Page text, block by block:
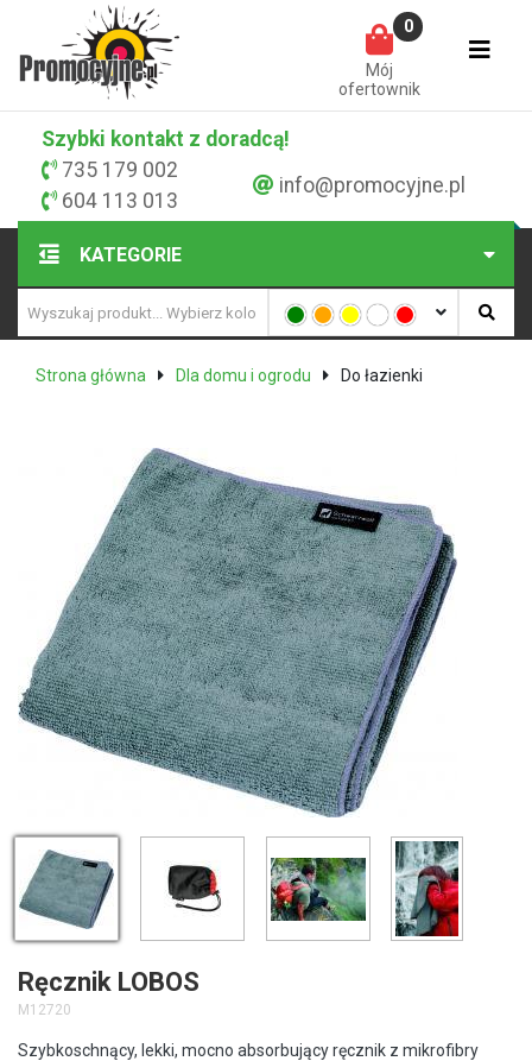
Mój
ofertownik
0
Szybki kontakt z doradcą!
604 113 013
735 179 002
info@promocyjne.pl
KATEGORIE
Strona główna Dla domu i ogrodu Do łazienki
Ręcznik LOBOS
M12720
Szybkoschnący, lekki, mocno absorbujący ręcznik z mikrofibry